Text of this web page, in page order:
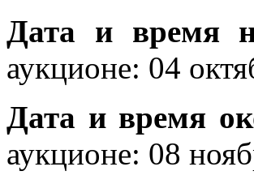
Дата и время
аукционе: 04
Дата и время
аукционе: 08